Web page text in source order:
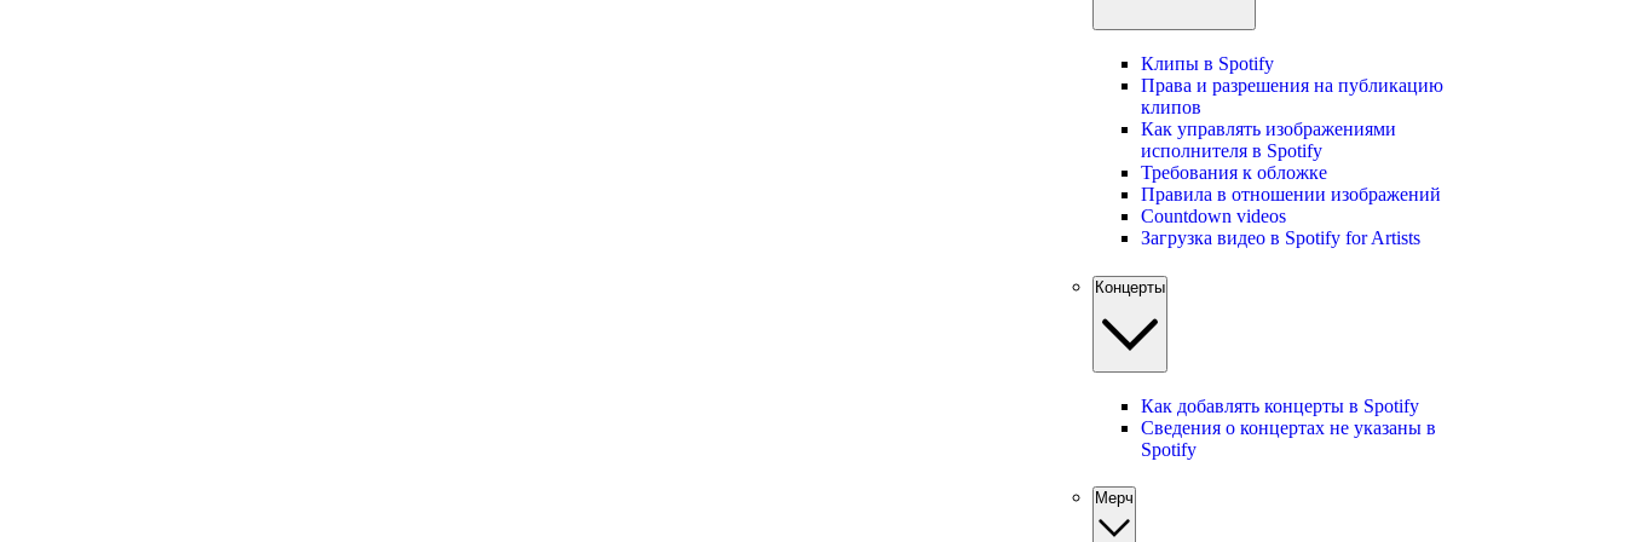
Клипы в Spotify
Права и разрешения на публикацию
клипов
Как управлять изображениями
исполнителя в Spotify
Требования к обложке
Правила в отношении изображений
Countdown videos
Загрузка видео в Spotify for Artists
Концерты
Как добавлять концерты в Spotify
Сведения о концертах не указаны в
Spotify
Мерч